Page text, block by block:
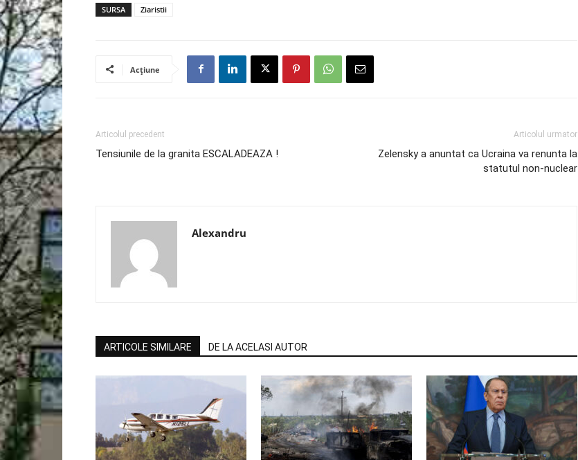
SURSA Ziaristii
Acțiune
Articolul precedent
Tensiunile de la granita ESCALADEAZA !
Articolul urmator
Zelensky a anuntat ca Ucraina va renunta la
statutul non-nuclear
Alexandru
ARTICOLE SIMILARE DE LA ACELASI AUTOR